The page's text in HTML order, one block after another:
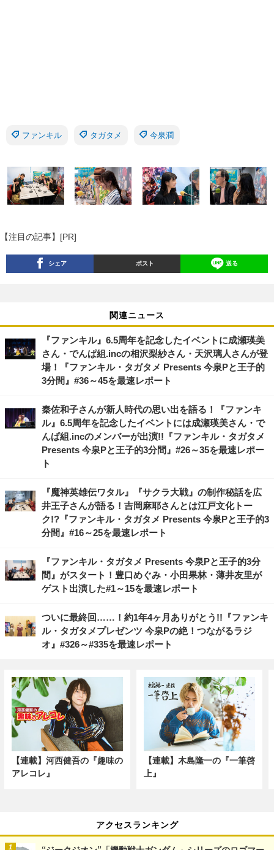
ファンキル タガタメ 今泉潤
【注目の記事】[PR]
シェア ポスト 送る
関連ニュース
『ファンキル』6.5周年を記念したイベントに成瀬瑛美
さん・でんぱ組.incの相沢梨紗さん・天沢璃人さんが登
場！『ファンキル・タガタメ Presents 今泉Pと王子的
3分間』#36～45を最速レポート
秦佐和子さんが新人時代の思い出を語る！『ファンキ
ル』6.5周年を記念したイベントには成瀬瑛美さん・で
んぱ組.incのメンバーが出演!!『ファンキル・タガタメ
Presents 今泉Pと王子的3分間』#26～35を最速レポー
ト
『魔神英雄伝ワタル』『サクラ大戦』の制作秘話を広
井王子さんが語る！吉岡麻耶さんとは江戸文化トー
ク!?『ファンキル・タガタメ Presents 今泉Pと王子的3
分間』#16～25を最速レポート
『ファンキル・タガタメ Presents 今泉Pと王子的3分
間』がスタート！豊口めぐみ・小田果林・薄井友里が
ゲスト出演した#1～15を最速レポート
ついに最終回……！約1年4ヶ月ありがとう!!『ファンキ
ル・タガタメプレゼンツ 今泉Pの絶！つながるラジ
オ』#326～#335を最速レポート
【連載】河西健吾の『趣味の
アレコレ』
【連載】木島隆一の『一筆啓
上』
アクセスランキング